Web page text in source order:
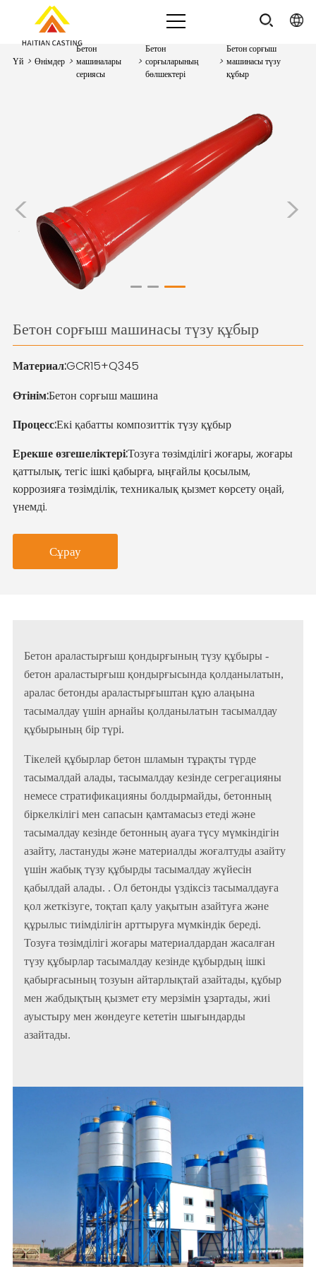
Үй > Өнімдер >
Бетон
машиналары
сериясы
>
Бетон
сорғыларының
бөлшектері
>
Бетон сорғыш
машинасы түзу
құбыр
>
<
Бетон сорғыш машинасы түзу құбыр
Материал:GCR15+Q345
Өтінім:Бетон сорғыш машина
Процесс:Екі қабатты композиттік түзу құбыр
Ерекше өзгешеліктері:Тозуға төзімділігі жоғары, жоғары
қаттылық, тегіс ішкі қабырға, ыңғайлы қосылым,
коррозияға төзімділік, техникалық қызмет көрсету оңай,
үнемді.
Сұрау
Бетон араластырғыш қондырғының түзу құбыры -
бетон араластырғыш қондырғысында қолданылатын,
аралас бетонды араластырғыштан құю алаңына
тасымалдау үшін арнайы қолданылатын тасымалдау
құбырының бір түрі.
Тікелей құбырлар бетон шламын тұрақты түрде
тасымалдай алады, тасымалдау кезінде сегрегацияны
немесе стратификацияны болдырмайды, бетонның
біркелкілігі мен сапасын қамтамасыз етеді және
тасымалдау кезінде бетонның ауаға түсу мүмкіндігін
азайту, ластануды және материалды жоғалтуды азайту
үшін жабық түзу құбырды тасымалдау жүйесін
қабылдай алады. . Ол бетонды үздіксіз тасымалдауға
қол жеткізуге, тоқтап қалу уақытын азайтуға және
құрылыс тиімділігін арттыруға мүмкіндік береді.
Тозуға төзімділігі жоғары материалдардан жасалған
түзу құбырлар тасымалдау кезінде құбырдың ішкі
қабырғасының тозуын айтарлықтай азайтады, құбыр
мен жабдықтың қызмет ету мерзімін ұзартады, жиі
ауыстыру мен жөндеуге кететін шығындарды
азайтады.